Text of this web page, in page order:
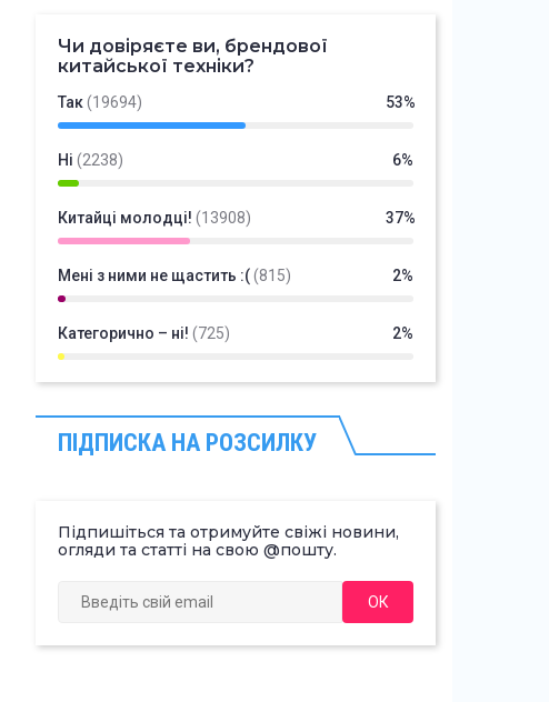
Чи довіряєте ви, брендової
китайської техніки?
Так(19694) 53%
Ні (2238) 6%
Китайці молодці! (13908) 37%
Мені з ними не щастить :((815) 2%
Категорично – ні! (725) 2%
ПІДПИСКА НА РОЗСИЛКУ
Підпишіться та отримуйте свіжі новини,
огляди та статті на свою @пошту.
ОК